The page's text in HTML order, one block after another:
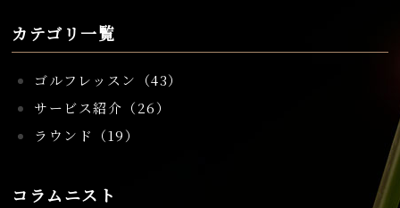
カテゴリ一覧
ゴルフレッスン（43）
サービス紹介（26）
ラウンド（19）
コラムニスト